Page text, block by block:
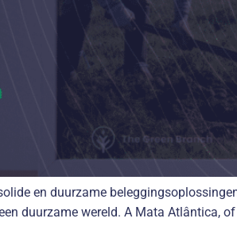
en duurzame
duurzame wereld. A Mata Atlântica,